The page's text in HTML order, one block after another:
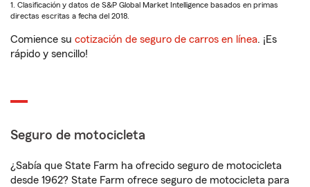
1. Clasificación y datos de S&P Global Market Intelligence basados en primas
directas escritas a fecha del 2018.
Comience su cotización de seguro de carros en línea. ¡Es
rápido y sencillo!
Seguro de motocicleta
¿Sabía que State Farm ha ofrecido seguro de motocicleta
desde 1962? State Farm ofrece seguro de motocicleta para